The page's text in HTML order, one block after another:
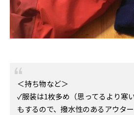
＜持ち物など＞
✓服装は1枚多め（思ってるより寒
もするので、撥水性のあるアウタ